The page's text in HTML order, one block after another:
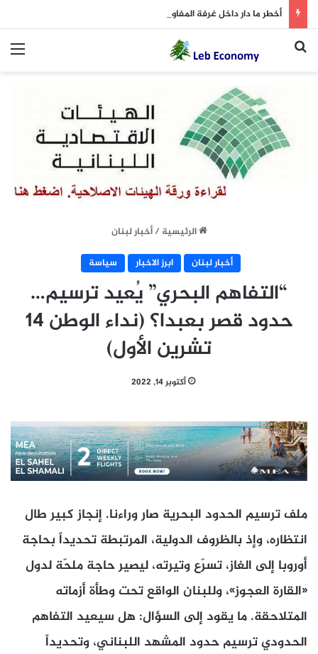
أخطر ما دار داخل غرفة المفاوضات
بحث عن
الرئيسية / أخبار لبنان
أخبار لبنان
ابرز الاخبار سياسة
“التفاهم البحري” يُعيد ترسيم…
حدود قصر بعبدا؟ (نداء الوطن 14
تشرين الأول)
أكتوبر 14, 2022
ملف ترسيم الحدود البحرية صار وراءنا. إنجاز كبير طال
انتظاره، وإذ بالظروف الدولية، المرتبطة تحديداً بحاجة
أوروبا إلى الغاز، تسرّع وتيرته، ليصير حاجة ملحّة لدول
«القارة العجوز»، وللبنان الواقع تحت وطأة أزماته
المتلاحقة. ما يقود إلى السؤال: هل سيعيد التفاهم
الحدودي ترسيم حدود المشهد اللبناني، وتحديداً